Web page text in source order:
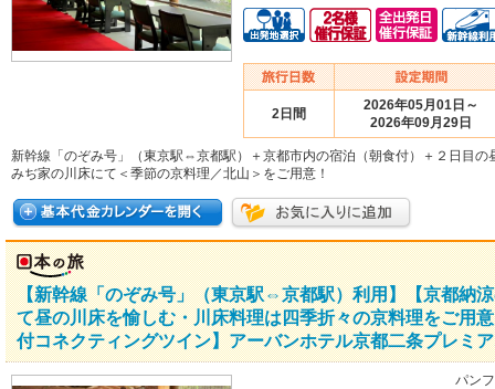
2日間
2026年05月01日～
2026年09月29日
新幹線「のぞみ号」（東京駅⇔京都駅）＋京都市内の宿泊（朝食付）＋２日目の
みぢ家の川床にて＜季節の京料理／北山＞をご用意！
【新幹線「のぞみ号」（東京駅⇔京都駅）利用】【京都納
て昼の川床を愉しむ・川床料理は四季折々の京料理をご用
付コネクティングツイン】アーバンホテル京都二条プレミ
パン